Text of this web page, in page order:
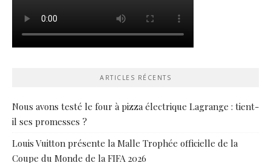
ARTICLES RÉCENTS
Nous avons testé le four à pizza électrique Lagrange : tient-
il ses promesses ?
Louis Vuitton présente la Malle Trophée officielle de la
Coupe du Monde de la FIFA 2026